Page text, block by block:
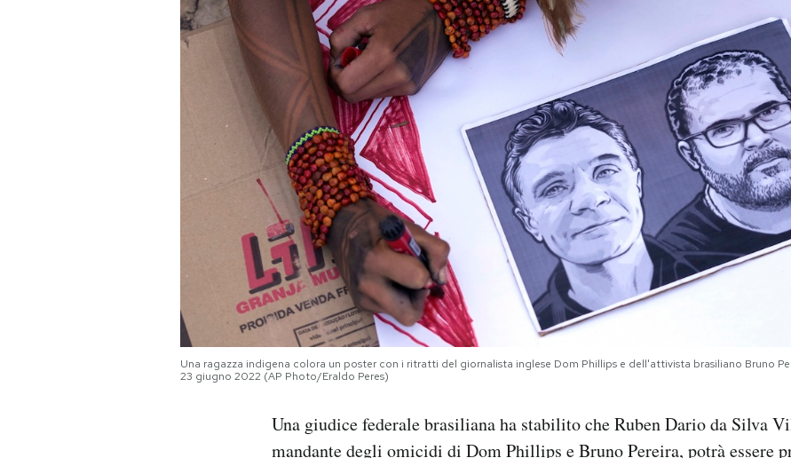
Hai bisogno di aiuto?
Una ragazza indigena colora un poster con i ritratti del giornalista inglese Dom Phillips e dell'attivista brasiliano Bruno
23 giugno 2022 (AP Photo/Eraldo Peres)
Una giudice federale brasiliana ha stabilito che Ruben Dario da Silva
mandante degli omicidi di Dom Phillips e Bruno Pereira, potrà essere